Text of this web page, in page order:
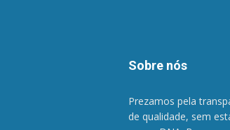
Sobre nós
Prezamos pela
de qualidade, sem